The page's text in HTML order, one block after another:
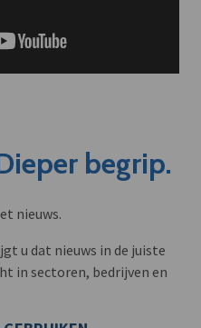
begrip.
nieuws.
u dat nieuws in de juiste
in sectoren, bedrijven en